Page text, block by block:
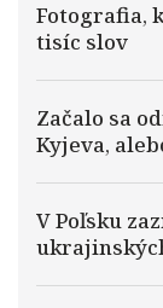
Fotografia,
tisíc slov
Začalo sa
Kyjeva,
V Poľsku